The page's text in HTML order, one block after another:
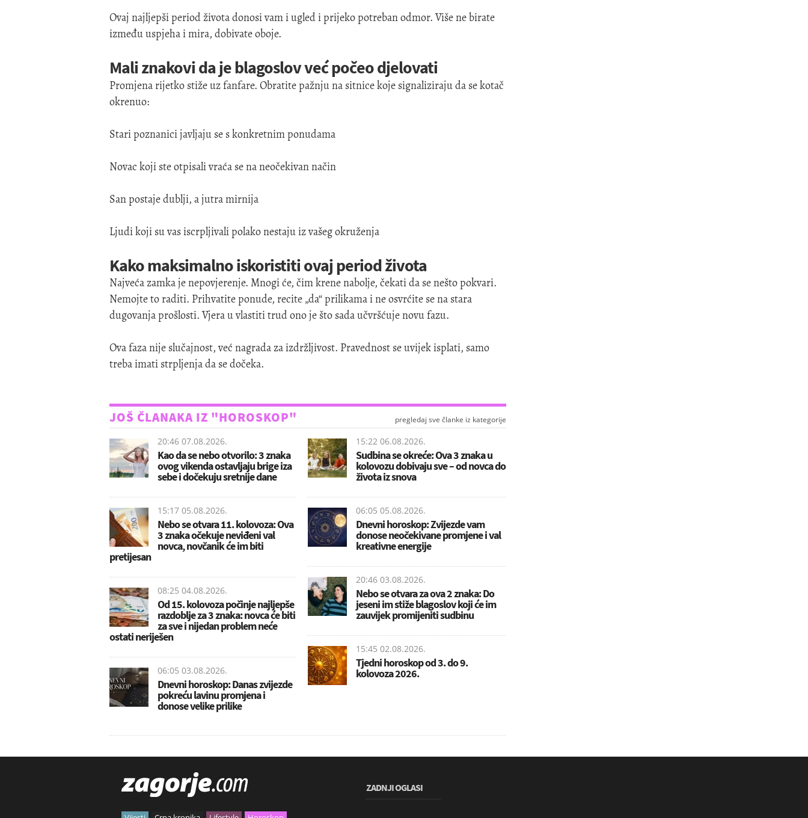
Ovaj najljepši period života donosi vam i ugled i prijeko potreban odmor. Više ne birate
između uspjeha i mira, dobivate oboje.
Mali znakovi da je blagoslov već počeo djelovati
Promjena rijetko stiže uz fanfare. Obratite pažnju na sitnice koje signaliziraju da se kotač
okrenuo:
Stari poznanici javljaju se s konkretnim ponudama
Novac koji ste otpisali vraća se na neočekivan način
San postaje dublji, a jutra mirnija
Ljudi koji su vas iscrpljivali polako nestaju iz vašeg okruženja
Kako maksimalno iskoristiti ovaj period života
Najveća zamka je nepovjerenje. Mnogi će, čim krene nabolje, čekati da se nešto pokvari.
Nemojte to raditi. Prihvatite ponude, recite „da“ prilikama i ne osvrćite se na stara
dugovanja prošlosti. Vjera u vlastiti trud ono je što sada učvršćuje novu fazu.
Ova faza nije slučajnost, već nagrada za izdržljivost. Pravednost se uvijek isplati, samo
treba imati strpljenja da se dočeka.
JOŠ ČLANAKA IZ "HOROSKOP" pregledaj sve članke iz kategorije
20:46 07.08.2026.
Kao da se nebo otvorilo: 3 znaka
ovog vikenda ostavljaju brige iza
sebe i dočekuju sretnije dane
15:17 05.08.2026.
Nebo se otvara 11. kolovoza: Ova
3 znaka očekuje neviđeni val
novca, novčanik će im biti
pretijesan
08:25 04.08.2026.
Od 15. kolovoza počinje najljepše
razdoblje za 3 znaka: novca će biti
za sve i nijedan problem neće
ostati neriješen
06:05 03.08.2026.
Dnevni horoskop: Danas zvijezde
pokreću lavinu promjena i
donose velike prilike
15:22 06.08.2026.
Sudbina se okreće: Ova 3 znaka u
kolovozu dobivaju sve – od novca do
života iz snova
06:05 05.08.2026.
Dnevni horoskop: Zvijezde vam
donose neočekivane promjene i val
kreativne energije
20:46 03.08.2026.
Nebo se otvara za ova 2 znaka: Do
jeseni im stiže blagoslov koji će im
zauvijek promijeniti sudbinu
15:45 02.08.2026.
Tjedni horoskop od 3. do 9.
kolovoza 2026.
ZADNJI OGLASI